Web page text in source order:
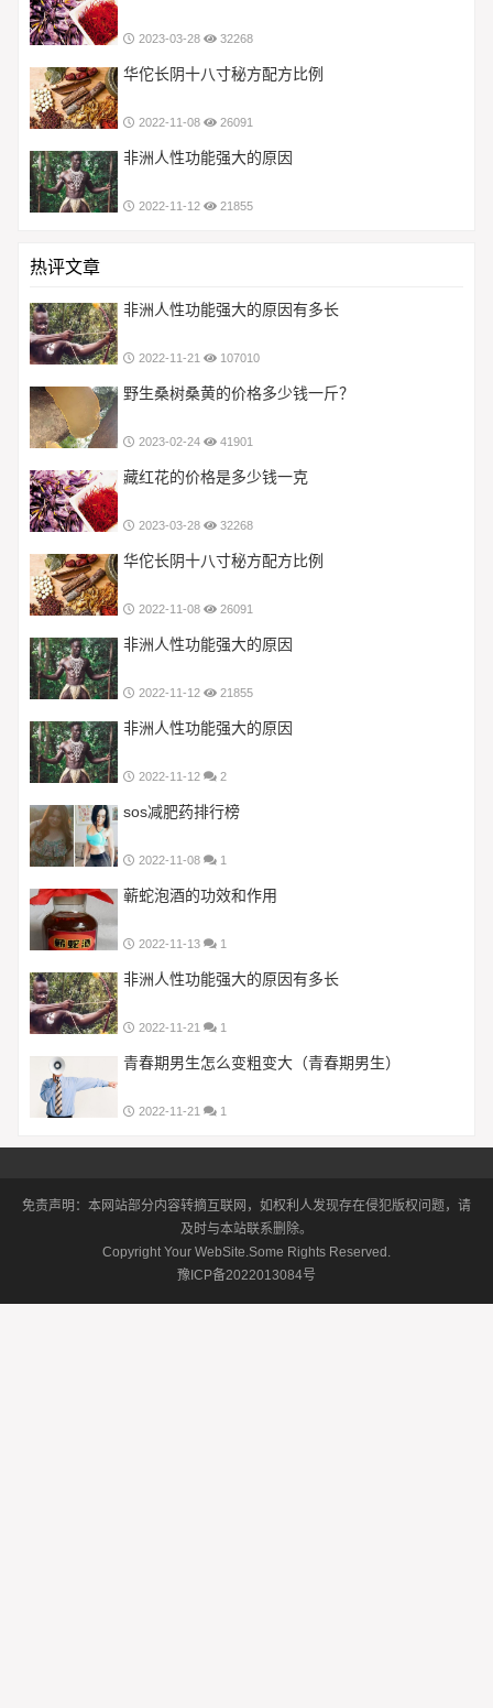
2023-03-28 32268
华佗长阴十八寸秘方配方比例
2022-11-08 26091
非洲人性功能强大的原因
2022-11-12 21855
热评文章
非洲人性功能强大的原因有多长
2022-11-21 107010
野生桑树桑黄的价格多少钱一斤？
2023-02-24 41901
藏红花的价格是多少钱一克
2023-03-28 32268
华佗长阴十八寸秘方配方比例
2022-11-08 26091
非洲人性功能强大的原因
2022-11-12 21855
非洲人性功能强大的原因
2022-11-12 2
sos减肥药排行榜
2022-11-08 1
蕲蛇泡酒的功效和作用
2022-11-13 1
非洲人性功能强大的原因有多长
2022-11-21 1
青春期男生怎么变粗变大（青春期男生）
2022-11-21 1
免责声明：本网站部分内容转摘互联网，如权利人发现存在侵犯版权问题，请
及时与本站联系删除。
Copyright Your WebSite.Some Rights Reserved.
豫ICP备2022013084号